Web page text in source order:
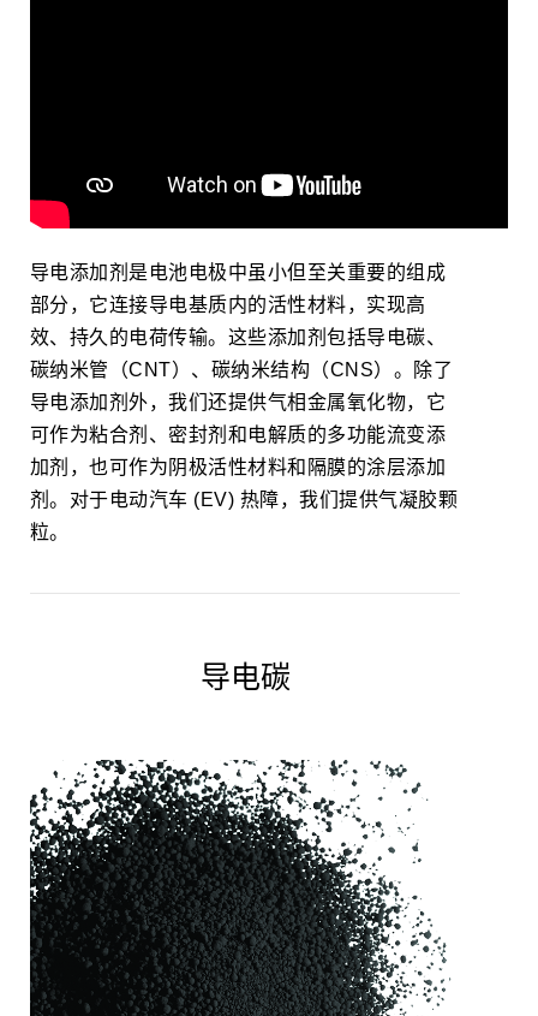
导电添加剂是电池电极中虽小但至关重要的组成
部分，它连接导电基质内的活性材料，实现高
效、持久的电荷传输。这些添加剂包括导电碳、
碳纳米管（CNT）、碳纳米结构（CNS）。除了
导电添加剂外，我们还提供气相金属氧化物，它
可作为粘合剂、密封剂和电解质的多功能流变添
加剂，也可作为阴极活性材料和隔膜的涂层添加
剂。对于电动汽车 (EV) 热障，我们提供气凝胶颗
粒。
导电碳